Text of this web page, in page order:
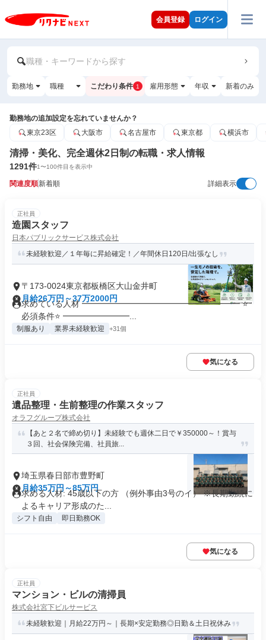
会員登録 ログイン
職種・キーワードから探す
勤務地 職種 こだわり条件 1 雇用形態 年収 新着のみ
勤務地の追加設定を忘れていませんか？
東京23区
大阪市 名古屋市 東京都 横浜市
清掃・美化、完全週休2日制の転職・求人情報
1291件1〜100件目を表示中
関連度順新着順 詳細表示
正社員
造園スタッフ
日本パブリックサービス株式会社
未経験歓迎／１年毎に昇給確定！／年間休日120日/出張なし
〒173-0024東京都板橋区大山金井町
月給26万円～37万2000円
求めている人材 ━━━━━━━━━━━━━━━━━━━ ⭐
必須条件⭐ ━━━━━━━━...
制服あり 業界未経験歓迎 +31個
気になる
正社員
遺品整理・生前整理の作業スタッフ
オラフグループ株式会社
【あと２名で締め切り】未経験でも週休二日で￥350000～！賞与
３回、社会保険完備、社員旅...
埼玉県春日部市豊野町
月給35万円～85万円
求める人材: 45歳以下の方 （例外事由3号のイ） ※長期勤続に
よるキャリア形成のた...
シフト自由 即日勤務OK
気になる
正社員
マンション・ビルの清掃員
株式会社宮下ビルサービス
未経験歓迎｜月給22万円～｜長期×安定勤務◎日勤＆土日祝休み